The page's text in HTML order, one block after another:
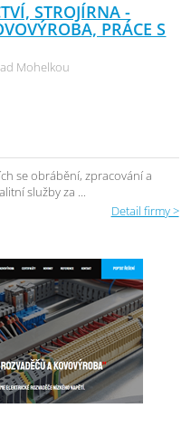
STROJÍRNA -
PRÁCE S
Mohelkou
se obrábění, zpracování a
služby za ...
Detail firmy >